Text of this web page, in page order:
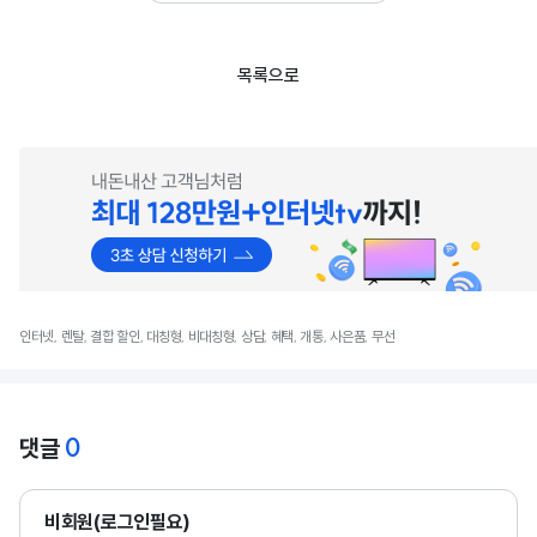
목록으로
인터넷, 렌탈, 결합 할인, 대칭형, 비대칭형, 상담, 혜택, 개통, 사은품, 무선
댓글 0
비회원(로그인필요)